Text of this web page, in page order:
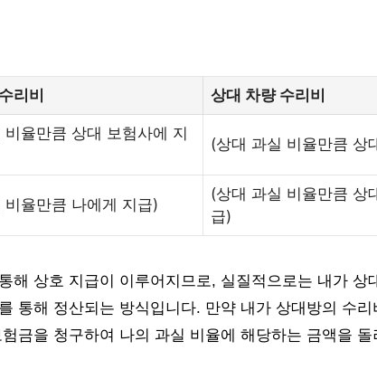
리비 상대 차량 수리비
비율만큼 상대 보험사에 지
(상대 과실 비율만큼 상
비율만큼 나에게 지급)
(상대 과실 비율만큼 상
급)
해 상호 지급이 이루어지므로, 실질적으로는 내가 상
통해 정산되는 방식입니다. 만약 내가 상대방의 수
금을 청구하여 나의 과실 비율에 해당하는 금액을 돌